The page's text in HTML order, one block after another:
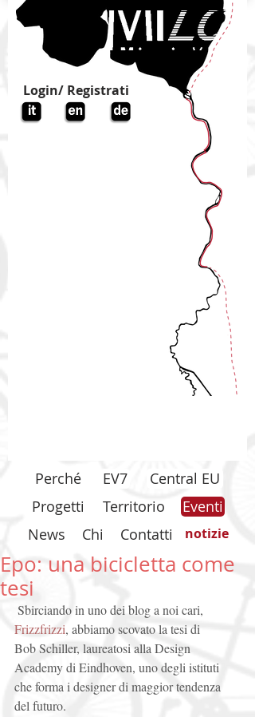
Login/ Registrati
Perché EV7
Central EU
Progetti
Territorio
Eventi
News
Chi Contatti notizie
Epo: una bicicletta come
tesi
Sbirciando in uno dei blog a noi cari,
Frizzfrizzi, abbiamo scovato la tesi di
Bob Schiller, laureatosi alla Design
Academy di Eindhoven, uno degli istituti
che forma i designer di maggior tendenza
del futuro.